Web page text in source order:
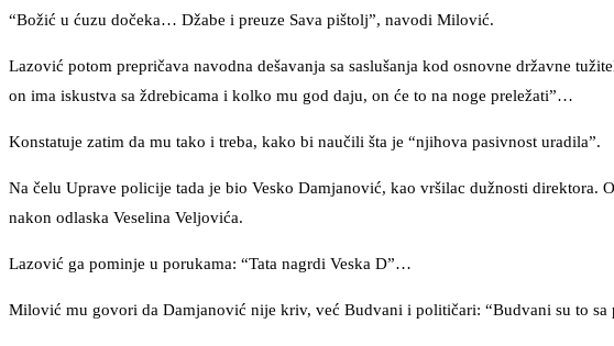
“Božić u ćuzu dočeka… Džabe i preuze Sava pištolj”, navodi Milović.
Lazović potom prepričava navodna dešavanja sa saslušanja kod osnovne državne
on ima iskustva sa ždrebicama i kolko mu god daju, on će to na noge preležati”…
Konstatuje zatim da mu tako i treba, kako bi naučili šta je “njihova pasivnost uradila”.
Na čelu Uprave policije tada je bio Vesko Damjanović, kao vršilac dužnosti direktora.
nakon odlaska Veselina Veljovića.
Lazović ga pominje u porukama: “Tata nagrdi Veska D”…
Milović mu govori da Damjanović nije kriv, već Budvani i političari: “Budvani su to sa